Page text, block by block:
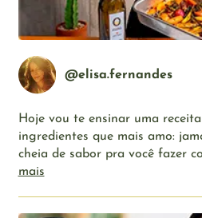
@elisa.fernandes
Hoje vou te ensinar uma
ingredientes que mais amo:
cheia de sabor pra você fazer
mais